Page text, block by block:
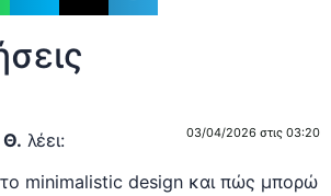
Θ. λέει: 03/04/2026 στις 03:20
το minimalistic design και πώς μπορώ